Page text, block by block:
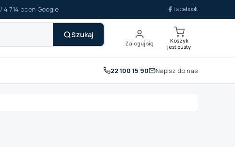
/ 4 714 ocen Google Facebook
Szukaj
Zaloguj się
Koszyk
jest pusty
22 100 15 90 Napisz do nas